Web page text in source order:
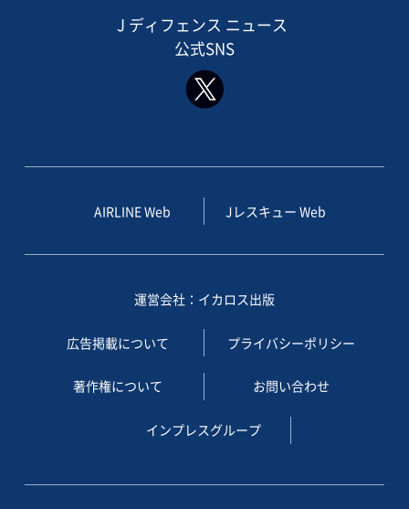
J ディフェンス ニュース
公式SNS
AIRLINE Web Jレスキュー Web
運営会社：イカロス出版
広告掲載について プライバシーポリシー
著作権について お問い合わせ
インプレスグループ